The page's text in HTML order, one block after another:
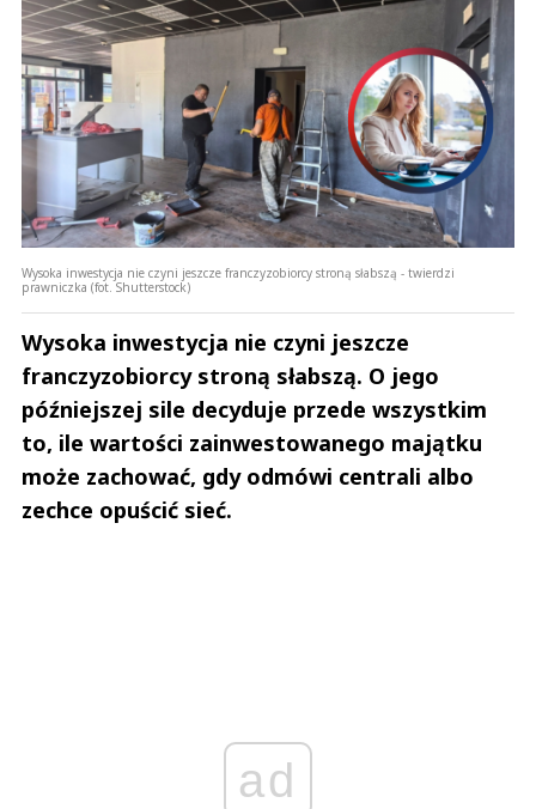
Wysoka inwestycja nie czyni jeszcze franczyzobiorcy stroną słabszą - twierdzi
prawniczka (fot. Shutterstock)
Wysoka inwestycja nie czyni jeszcze
franczyzobiorcy stroną słabszą. O jego
późniejszej sile decyduje przede wszystkim
to, ile wartości zainwestowanego majątku
może zachować, gdy odmówi centrali albo
zechce opuścić sieć.
ad